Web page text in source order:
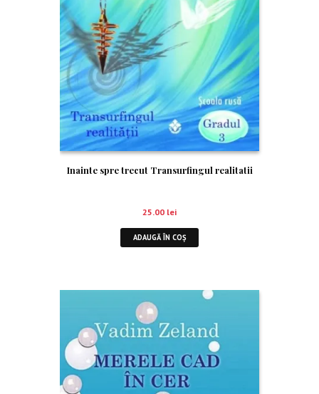
Inainte spre trecut Transurfingul realitatii
25.00 lei
ADAUGĂ ÎN COȘ